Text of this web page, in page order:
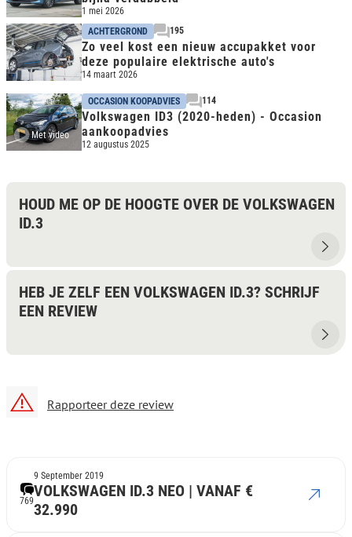
1 mei 2026
ACHTERGROND
195
Zo veel kost een nieuw accupakket voor
deze populaire elektrische auto's
14 maart 2026
Met video
OCCASION KOOPADVIES 114
Volkswagen ID3 (2020-heden) - Occasion
aankoopadvies
12 augustus 2025
HOUD ME OP DE HOOGTE OVER DE VOLKSWAGEN
ID.3
HEB JE ZELF EEN VOLKSWAGEN ID.3? SCHRIJF
EEN REVIEW
Rapporteer deze review
769
VOLKSWAGEN ID.3 NEO | VANAF €
32.990
9 September 2019